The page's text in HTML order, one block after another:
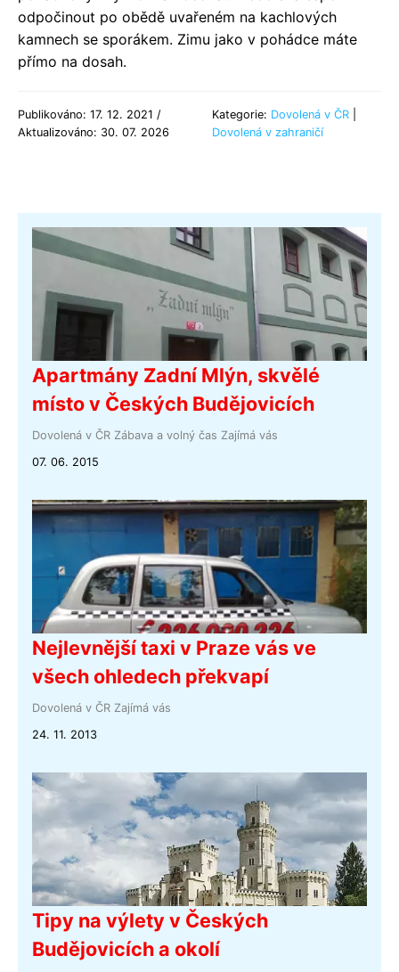
odpočinout po obědě uvařeném na kachlových
kamnech se sporákem. Zimu jako v pohádce máte
přímo na dosah.
Publikováno: 17. 12. 2021 /
Aktualizováno: 30. 07. 2026
Kategorie: Dovolená v ČR
Dovolená v zahraničí
Apartmány Zadní Mlýn, skvělé
místo v Českých Budějovicích
Dovolená v ČR Zábava a volný čas Zajímá vás
07. 06. 2015
Nejlevnější taxi v Praze vás ve
všech ohledech překvapí
Dovolená v ČR Zajímá vás
24. 11. 2013
Tipy na výlety v Českých
Budějovicích a okolí